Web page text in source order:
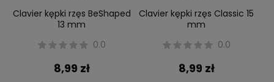
Clavier kępki rzęs BeShaped
13 mm
0.0
8,99 zł
Clavier kępki rzęs Classic 15
mm
0.0
8,99 zł